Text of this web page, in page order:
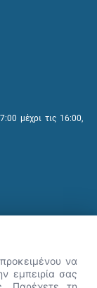
μέχρι τις 16:00,
να
εμπειρία σας